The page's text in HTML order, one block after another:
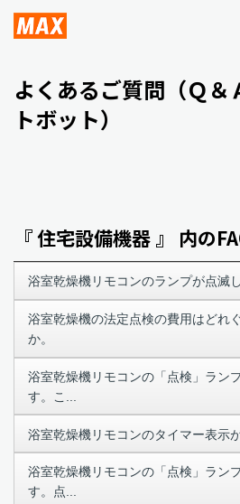
よくあるご質問（Ｑ＆
トボット）
『 住宅設備機器 』 内の
浴室乾燥機リモコンのランプが点滅
浴室乾燥機の法定点検の費用はどれ
か。
浴室乾燥機リモコンの「点検」ラン
す。こ...
浴室乾燥機リモコンのタイマー表示
浴室乾燥機リモコンの「点検」ラン
す。点...